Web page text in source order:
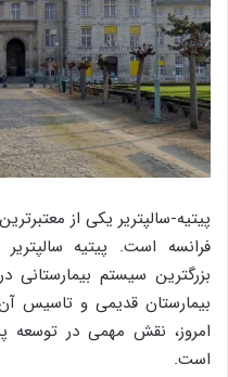
پیتیه-سالپتریر یکی از
بزرگترین سیستم بیمارستانی
بیمارستان قدیمی و تاسیس
امروز، نقش مهمی در توسعه
است.